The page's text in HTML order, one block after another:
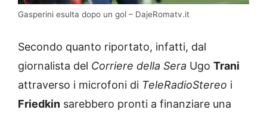
Gasperini esulta dopo un gol – DajeRomatv.it
Secondo quanto riportato, infatti, dal
giornalista del Corriere della Sera Ugo Trani
attraverso i microfoni di TeleRadioStereo i
Friedkin sarebbero pronti a finanziare una